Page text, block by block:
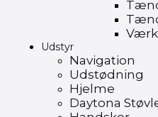
Udstyr
Navigation
Udstødning
Hjelme
Daytona